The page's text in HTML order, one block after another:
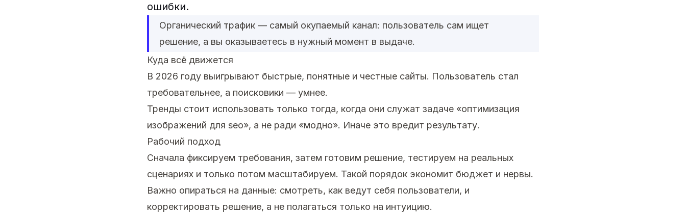
ошибки.
Органический трафик — самый окупаемый канал: пользователь сам ищет
решение, а вы оказываетесь в нужный момент в выдаче.
Куда всё движется
В 2026 году выигрывают быстрые, понятные и честные сайты. Пользователь стал
требовательнее, а поисковики — умнее.
Тренды стоит использовать только тогда, когда они служат задаче «оптимизация
изображений для seo», а не ради «модно». Иначе это вредит результату.
Рабочий подход
Сначала фиксируем требования, затем готовим решение, тестируем на реальных
сценариях и только потом масштабируем. Такой порядок экономит бюджет и нервы.
Важно опираться на данные: смотреть, как ведут себя пользователи, и
корректировать решение, а не полагаться только на интуицию.